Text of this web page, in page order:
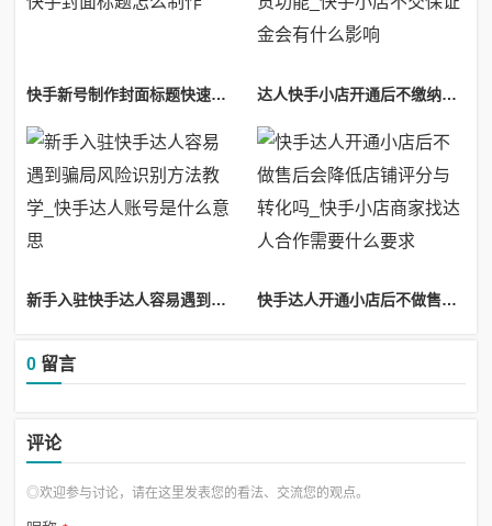
快手新号制作封面标题快速抓住用户眼球的技巧_快手封面标题怎么制作 达人快手小店开通后不缴纳保证金会限制哪些卖货功能_快手小店不交保证金会有什么影响
新手入驻快手达人容易遇到骗局风险识别方法教学_快手达人账号是什么意思 快手达人开通小店后不做售后会降低店铺评分与转化吗_快手小店商家找达人合作需要什么要求
0 留言
评论
◎欢迎参与讨论，请在这里发表您的看法、交流您的观点。